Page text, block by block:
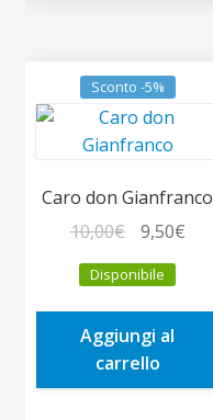
Sconto -5%
Caro don Gianfranco
10,00€
prezzo
originale
era:
10,00€.
9,50€Il
è:
Disponibile
Aggiungi al
carrello